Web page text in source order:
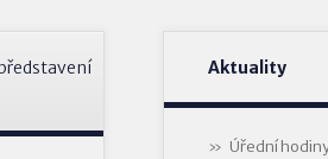
Aktuality
Úřední